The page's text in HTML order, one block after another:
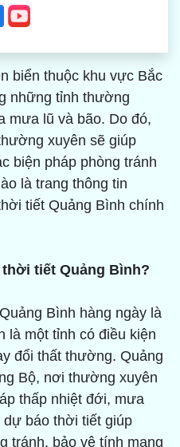
biển thuộc khu vực Bắc
những tỉnh thường
mưa lũ và bão. Do đó,
xuyên sẽ giúp
biện pháp phòng tránh
là trang thông tin
tiết Quảng Bình chính
tiết Quảng Bình?
Bình hàng ngày là
là một tỉnh có điều kiện
đổi thất thường. Quảng
Bộ, nơi thường xuyên
thấp nhiệt đới, mưa
dự báo thời tiết giúp
tránh, bảo vệ tính mạng